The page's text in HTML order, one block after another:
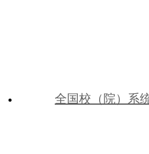
全国校（院）系